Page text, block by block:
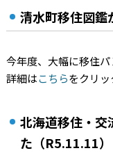
清水町移住図鑑
今年度、大幅に移住パ
詳細はこちらをクリッ
北海道移住・交
た（R5.11.11）